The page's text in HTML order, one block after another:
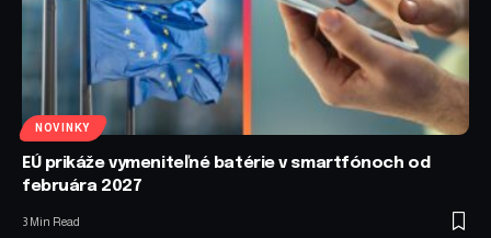
NOVINKY
EÚ prikáže vymeniteľné batérie v smartfónoch od
februára 2027
3 Min Read